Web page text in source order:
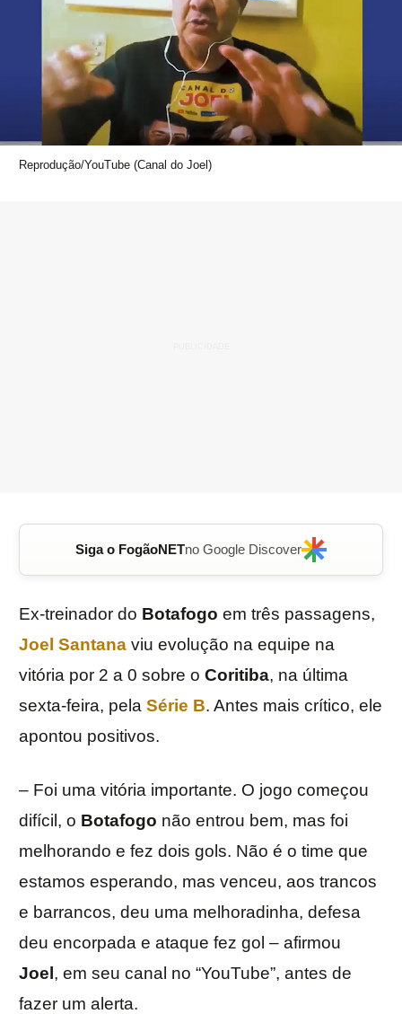
Reprodução/YouTube (Canal do Joel)
Siga o FogãoNETno Google Discover
Ex-treinador do Botafogo em três passagens,
Joel Santana viu evolução na equipe na
vitória por 2 a 0 sobre o Coritiba, na última
sexta-feira, pela Série B. Antes mais crítico, ele
apontou positivos.
– Foi uma vitória importante. O jogo começou
difícil, o Botafogo não entrou bem, mas foi
melhorando e fez dois gols. Não é o time que
estamos esperando, mas venceu, aos trancos
e barrancos, deu uma melhoradinha, defesa
deu encorpada e ataque fez gol – afirmou
Joel, em seu canal no “YouTube”, antes de
fazer um alerta.